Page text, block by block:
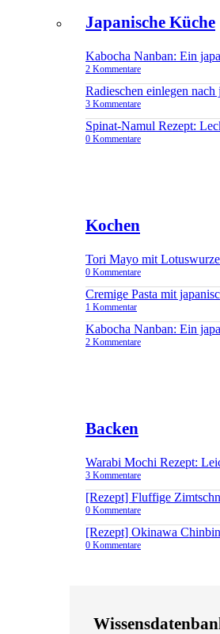
Japanische Küche
Kabocha Nanban: Ein
2 Kommentare
Radieschen einlegen
3 Kommentare
Spinat-Namul Rezept:
0 Kommentare
Kochen
Tori Mayo mit
0 Kommentare
Cremige Pasta mit
1 Kommentar
Kabocha Nanban: Ein
2 Kommentare
Backen
Warabi Mochi Rezept:
3 Kommentare
[Rezept] Fluffige
0 Kommentare
[Rezept] Okinawa
0 Kommentare